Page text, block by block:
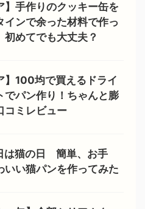
】手作りのクッキー缶を
インで余った材料で作っ
めてでも大丈夫？
】100均で買えるドライ
でパン作り！ちゃんと膨
コミレビュー
は猫の日 簡単、お手
いい猫パンを作ってみた